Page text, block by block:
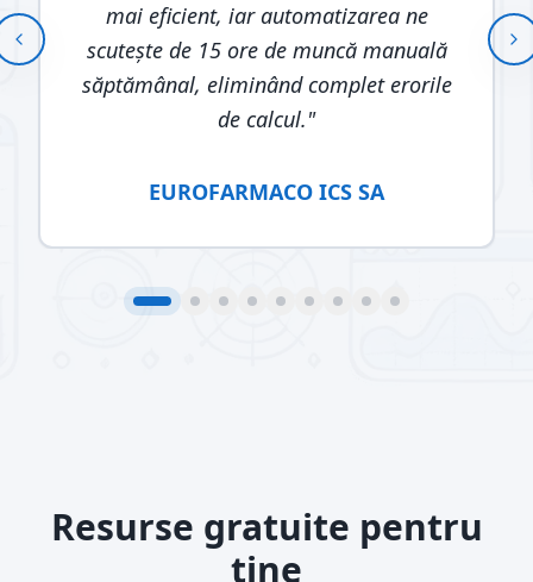
mai eficient, iar automatizarea ne
scutește de 15 ore de muncă manuală
săptămânal, eliminând complet erorile
de calcul."
EUROFARMACO ICS SA
Resurse gratuite pentru
tine